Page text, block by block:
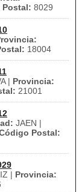
Postal: 8029
18004
| Provincia:
21001
JAEN |
Postal:
| Provincia: